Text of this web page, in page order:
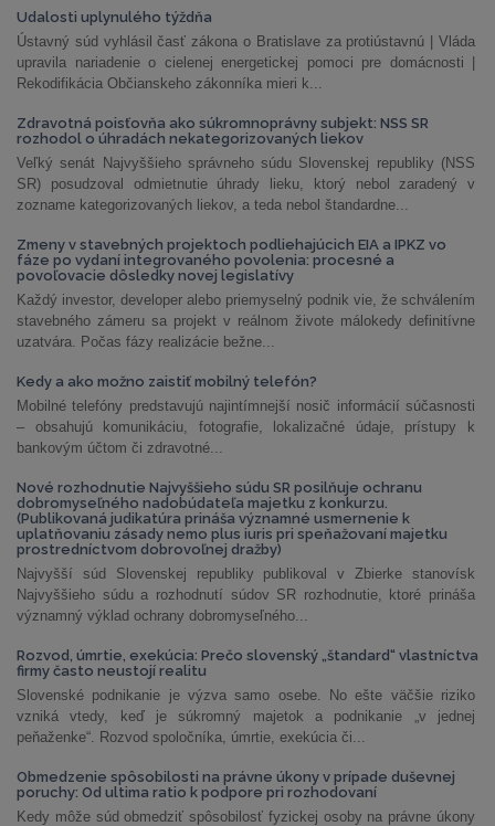
Udalosti uplynulého týždňa
Ústavný súd vyhlásil časť zákona o Bratislave za protiústavnú | Vláda
upravila nariadenie o cielenej energetickej pomoci pre domácnosti |
Rekodifikácia Občianskeho zákonníka mieri k...
Zdravotná poisťovňa ako súkromnoprávny subjekt: NSS SR
rozhodol o úhradách nekategorizovaných liekov
Veľký senát Najvyššieho správneho súdu Slovenskej republiky (NSS
SR) posudzoval odmietnutie úhrady lieku, ktorý nebol zaradený v
zozname kategorizovaných liekov, a teda nebol štandardne...
Zmeny v stavebných projektoch podliehajúcich EIA a IPKZ vo
fáze po vydaní integrovaného povolenia: procesné a
povoľovacie dôsledky novej legislatívy
Každý investor, developer alebo priemyselný podnik vie, že schválením
stavebného zámeru sa projekt v reálnom živote málokedy definitívne
uzatvára. Počas fázy realizácie bežne...
Kedy a ako možno zaistiť mobilný telefón?
Mobilné telefóny predstavujú najintímnejší nosič informácií súčasnosti
– obsahujú komunikáciu, fotografie, lokalizačné údaje, prístupy k
bankovým účtom či zdravotné...
Nové rozhodnutie Najvyššieho súdu SR posilňuje ochranu
dobromyseľného nadobúdateľa majetku z konkurzu.
(Publikovaná judikatúra prináša významné usmernenie k
uplatňovaniu zásady nemo plus iuris pri speňažovaní majetku
prostredníctvom dobrovoľnej dražby)
Najvyšší súd Slovenskej republiky publikoval v Zbierke stanovísk
Najvyššieho súdu a rozhodnutí súdov SR rozhodnutie, ktoré prináša
významný výklad ochrany dobromyseľného...
Rozvod, úmrtie, exekúcia: Prečo slovenský „štandard“ vlastníctva
firmy často neustojí realitu
Slovenské podnikanie je výzva samo osebe. No ešte väčšie riziko
vzniká vtedy, keď je súkromný majetok a podnikanie „v jednej
peňaženke“. Rozvod spoločníka, úmrtie, exekúcia či...
Obmedzenie spôsobilosti na právne úkony v prípade duševnej
poruchy: Od ultima ratio k podpore pri rozhodovaní
Kedy môže súd obmedziť spôsobilosť fyzickej osoby na právne úkony